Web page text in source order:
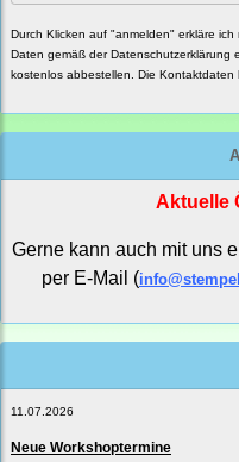
Durch Klicken auf "anmelden" erkläre
Daten gemäß derDatenschutzerklärung
kostenlos abbestellen. Die Kontaktdaten
Aktuelle
Gerne kann auch mit uns
per E-Mail (
11.07.2026
Neue Workshoptermine